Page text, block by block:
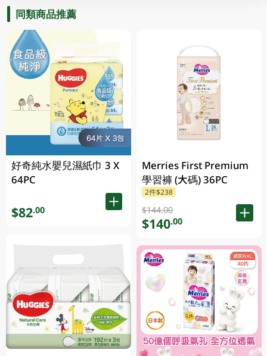
同類商品推薦
好奇純水嬰兒濕紙巾 3 X
64PC
$82.00
Merries First Premium
學習褲 (大碼) 36PC
2件$238
$144.00
$140.00